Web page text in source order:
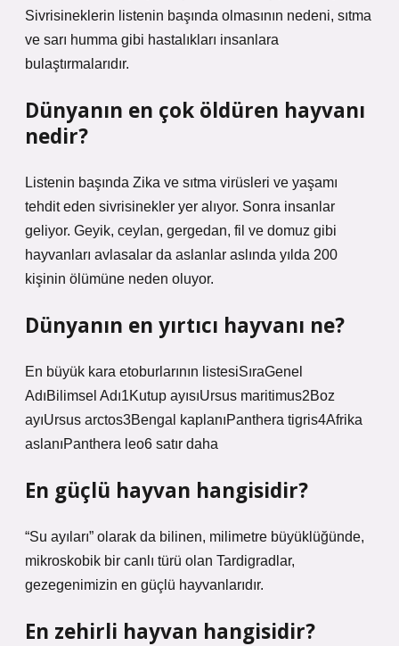
Sivrisineklerin listenin başında olmasının nedeni, sıtma
ve sarı humma gibi hastalıkları insanlara
bulaştırmalarıdır.
Dünyanın en çok öldüren hayvanı
nedir?
Listenin başında Zika ve sıtma virüsleri ve yaşamı
tehdit eden sivrisinekler yer alıyor. Sonra insanlar
geliyor. Geyik, ceylan, gergedan, fil ve domuz gibi
hayvanları avlasalar da aslanlar aslında yılda 200
kişinin ölümüne neden oluyor.
Dünyanın en yırtıcı hayvanı ne?
En büyük kara etoburlarının listesiSıraGenel
AdıBilimsel Adı1Kutup ayısıUrsus maritimus2Boz
ayıUrsus arctos3Bengal kaplanıPanthera tigris4Afrika
aslanıPanthera leo6 satır daha
En güçlü hayvan hangisidir?
“Su ayıları” olarak da bilinen, milimetre büyüklüğünde,
mikroskobik bir canlı türü olan Tardigradlar,
gezegenimizin en güçlü hayvanlarıdır.
En zehirli hayvan hangisidir?